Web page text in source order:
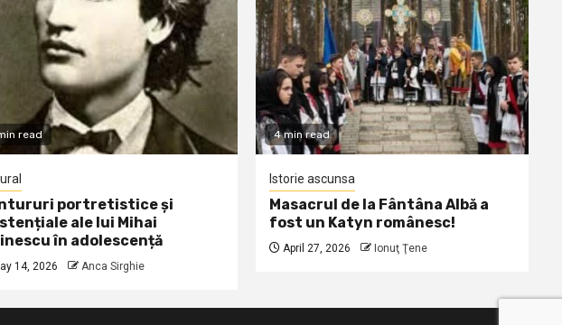
read
portretistice și
ale lui Mihai
în adolescență
14, 2026 Anca Sirghie
4 min read
Istorie ascunsa
Masacrul de la Fântâna Albă a
fost un Katyn românesc!
April 27, 2026 Ionuţ Ţene